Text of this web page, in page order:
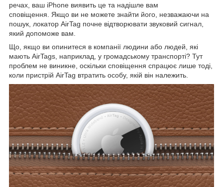
речах, ваш iPhone виявить це та надішле вам
сповіщення. Якщо ви не можете знайти його, незважаючи на
пошук, локатор AirTag почне відтворювати звуковий сигнал,
який допоможе вам.
Що, якщо ви опинитеся в компанії людини або людей, які
мають AirTags, наприклад, у громадському транспорті? Тут
проблем не виникне, оскільки сповіщення спрацює лише тоді,
коли пристрій AirTag втратить особу, якій він належить.